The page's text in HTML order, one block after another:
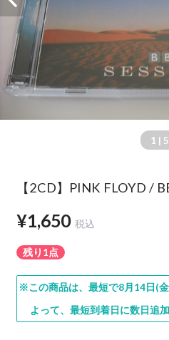
1 | 5
【2CD】PINK FLOYD /
¥1,650 税込
残り1点
※この商品は、最短で8月14日(
よって、最短到着日に数日追